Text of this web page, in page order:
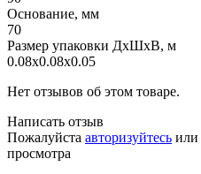
Основание, мм
70
Размер упаковки ДхШхВ, м
0.08x0.08x0.05
Нет отзывов об этом товаре.
Написать отзыв
Пожалуйста авторизуйтесь или
просмотра